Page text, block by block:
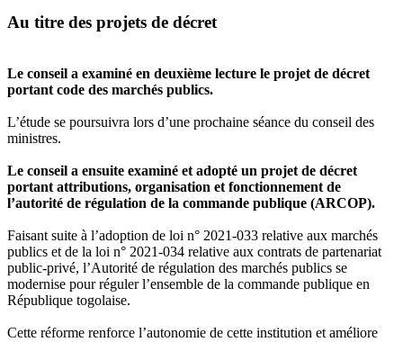
Au titre des projets de décret
Le conseil a examiné en deuxième lecture le projet de décret
portant code des marchés publics.
L’étude se poursuivra lors d’une prochaine séance du conseil des
ministres.
Le conseil a ensuite examiné et adopté un projet de décret
portant attributions, organisation et fonctionnement de
l’autorité de régulation de la commande publique (ARCOP).
Faisant suite à l’adoption de loi n° 2021-033 relative aux marchés
publics et de la loi n° 2021-034 relative aux contrats de partenariat
public-privé, l’Autorité de régulation des marchés publics se
modernise pour réguler l’ensemble de la commande publique en
République togolaise.
Cette réforme renforce l’autonomie de cette institution et améliore